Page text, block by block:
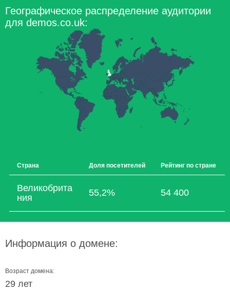
Географическое распределение аудитории
для demos.co.uk:
Страна Доля посетителей Рейтинг по стране
Великобрита
ния
55,2% 54 400
Информация о домене:
Возраст домена:
29 лет